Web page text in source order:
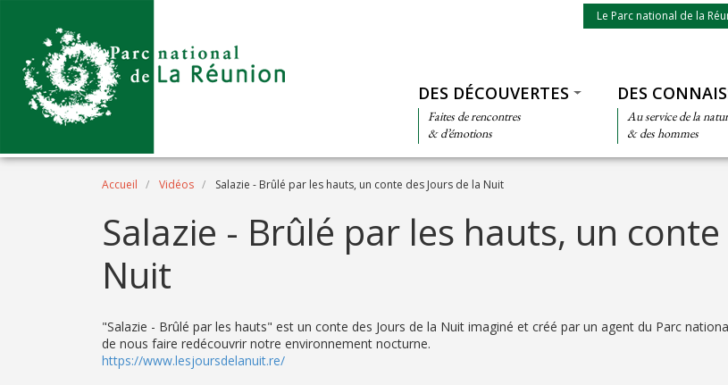
Menu du parc
Le Parc national de la
DES DÉCOUVERTES
Faites de rencontres
& d’émotions
DES
Au service de la
& des hommes
Fil d'Ariane
Accueil Vidéos Salazie - Brûlé par les hauts, un conte des Jours de la Nuit
Name
Salazie - Brûlé par les hauts, un conte
Nuit
Description
"Salazie - Brûlé par les hauts" est un conte des Jours de la Nuit imaginé et créé par un agent du Parc
de nous faire redécouvrir notre environnement nocturne.
https://www.lesjoursdelanuit.re/